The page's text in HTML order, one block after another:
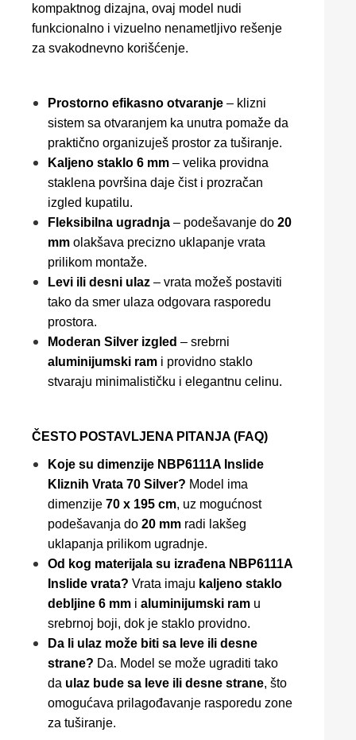
kompaktnog dizajna, ovaj model nudi
funkcionalno i vizuelno nenametljivo rešenje
za svakodnevno korišćenje.
Prostorno efikasno otvaranje – klizni
sistem sa otvaranjem ka unutra pomaže da
praktično organizuješ prostor za tuširanje.
Kaljeno staklo 6 mm – velika providna
staklena površina daje čist i prozračan
izgled kupatilu.
Fleksibilna ugradnja – podešavanje do 20
mm olakšava precizno uklapanje vrata
prilikom montaže.
Levi ili desni ulaz – vrata možeš postaviti
tako da smer ulaza odgovara rasporedu
prostora.
Moderan Silver izgled – srebrni
aluminijumski ram i providno staklo
stvaraju minimalističku i elegantnu celinu.
ČESTO POSTAVLJENA PITANJA (FAQ)
Koje su dimenzije NBP6111A Inslide
Kliznih Vrata 70 Silver? Model ima
dimenzije 70 x 195 cm, uz mogućnost
podešavanja do 20 mm radi lakšeg
uklapanja prilikom ugradnje.
Od kog materijala su izrađena NBP6111A
Inslide vrata? Vrata imaju kaljeno staklo
debljine 6 mm i aluminijumski ram u
srebrnoj boji, dok je staklo providno.
Da li ulaz može biti sa leve ili desne
strane? Da. Model se može ugraditi tako
da ulaz bude sa leve ili desne strane, što
omogućava prilagođavanje rasporedu zone
za tuširanje.